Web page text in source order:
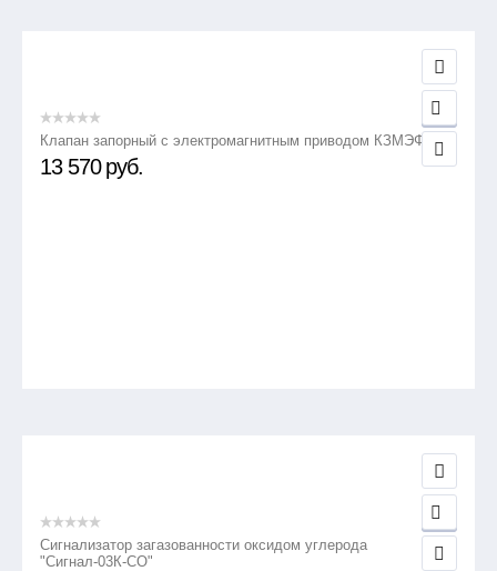
Клапан запорный с электромагнитным приводом КЗМЭФ
13 570 руб.
Сигнализатор загазованности оксидом углерода
"Сигнал-03К-СО"